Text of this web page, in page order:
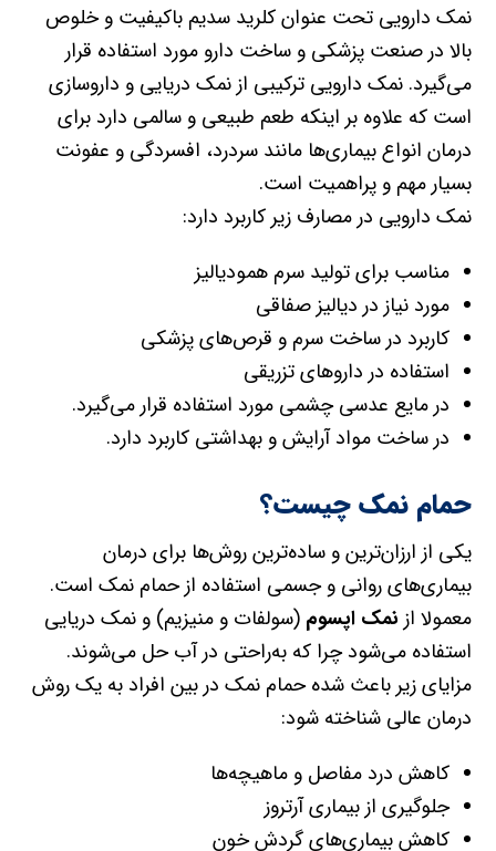
نمک دارویی تحت عنوان کلرید سدیم باکیفیت و خلوص
بالا در صنعت پزشکی و ساخت دارو مورد استفاده قرار
می‌گیرد. نمک دارویی ترکیبی از نمک دریایی و داروسازی
است که علاوه بر اینکه طعم طبیعی و سالمی دارد برای
درمان انواع بیماری‌ها مانند سردرد، افسردگی و عفونت
بسیار مهم و پراهمیت است.
نمک دارویی در مصارف زیر کاربرد دارد:
مناسب برای تولید سرم همودیالیز
مورد نیاز در دیالیز صفاقی
کاربرد در ساخت سرم و قرص‌های پزشکی
استفاده در دارو‌های تزریقی
در مایع عدسی چشمی مورد استفاده قرار می‌گیرد.
در ساخت مواد آرایش و بهداشتی کاربرد دارد.
حمام نمک چیست؟
یکی از ارزان‌ترین و ساده‌ترین روش‌ها برای درمان
بیماری‌های روانی و جسمی استفاده از حمام نمک است.
معمولا از نمک اپسوم (سولفات و منیزیم) و نمک دریایی
استفاده می‌شود چرا که به‌راحتی در آب حل می‌شوند.
مزایای زیر باعث شده حمام نمک در بین افراد به یک روش
درمان عالی شناخته شود:
کاهش درد مفاصل و ماهیچه‌ها
جلوگیری از بیماری آرتروز
کاهش بیماری‌های گردش خون